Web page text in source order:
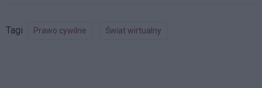
podstępnych rabusiów. Nic w
Tagi Prawo cywilne Świat wirtualny